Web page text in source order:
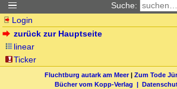
Suche:
Login
zurück zur Hauptseite
linear
Ticker
Fluchtburg autark am Meer| Zum Tode
Bücher vom Kopp-Verlag |